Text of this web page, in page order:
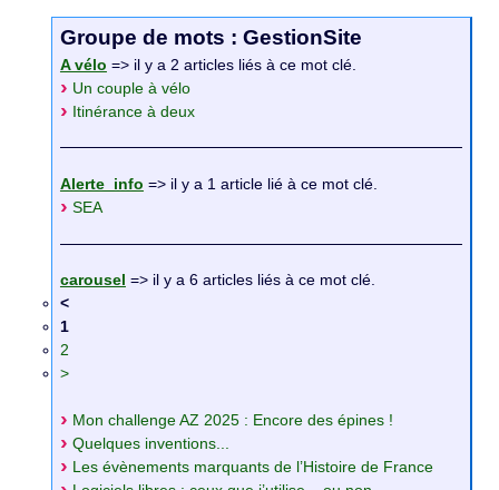
Groupe de mots : GestionSite
A vélo => il y a 2 articles liés à ce mot clé.
Un couple à vélo
Itinérance à deux
Alerte_info => il y a 1 article lié à ce mot clé.
SEA
carousel => il y a 6 articles liés à ce mot clé.
<
1
2
>
Mon challenge AZ 2025 : Encore des épines !
Quelques inventions...
Les évènements marquants de l’Histoire de France